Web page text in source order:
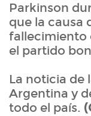
Parkinson
que la causa
fallecimiento
el partido
La noticia de
Argentina y
todo el país.